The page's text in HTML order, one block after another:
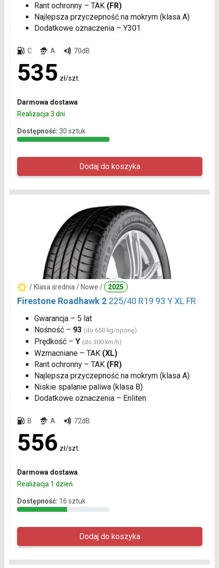
Rant ochronny – TAK (FR)
Najlepsza przyczepność na mokrym (klasa A)
Dodatkowe oznaczenia – Y301
C A 70dB
535 zł/szt.
Darmowa dostawa
Realizacja 3 dni
Dostępność: 30 sztuk
/ Klasa średnia / Nowe / 2025
Firestone Roadhawk 2 225/40 R19 93 Y XL FR
Gwarancja – 5 lat
Nośność – 93 (do 650 kg/oponę)
Prędkość – Y (do 300 km/h)
Wzmacniane – TAK (XL)
Rant ochronny – TAK (FR)
Najlepsza przyczepność na mokrym (klasa A)
Niskie spalanie paliwa (klasa B)
Dodatkowe oznaczenia – Enliten
B A 72dB
556 zł/szt.
Darmowa dostawa
Realizacja 1 dzień
Dostępność: 16 sztuk